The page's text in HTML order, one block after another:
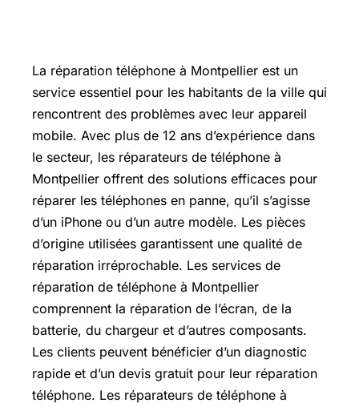
La réparation téléphone à Montpellier est un
service essentiel pour les habitants de la ville qui
rencontrent des problèmes avec leur appareil
mobile. Avec plus de 12 ans d’expérience dans
le secteur, les réparateurs de téléphone à
Montpellier offrent des solutions efficaces pour
réparer les téléphones en panne, qu’il s’agisse
d’un iPhone ou d’un autre modèle. Les pièces
d’origine utilisées garantissent une qualité de
réparation irréprochable. Les services de
réparation de téléphone à Montpellier
comprennent la réparation de l’écran, de la
batterie, du chargeur et d’autres composants.
Les clients peuvent bénéficier d’un diagnostic
rapide et d’un devis gratuit pour leur réparation
téléphone. Les réparateurs de téléphone à